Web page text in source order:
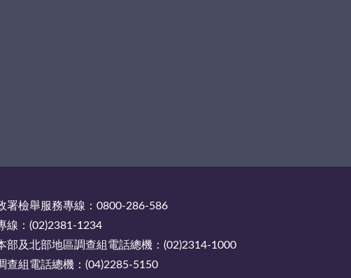
署檢舉服務專線：0800-286-586
線：(02)2381-1234
部及北部地區調查組電話總機：(02)2314-1000
查組電話總機：(04)2285-5150